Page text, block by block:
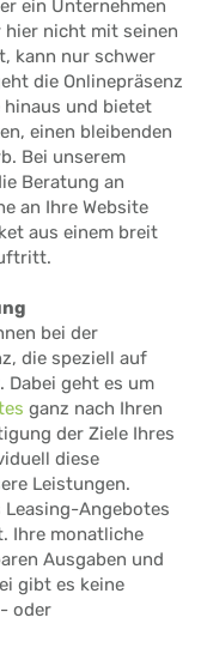
ein Unternehmen
nicht mit seinen
kann nur schwer
die Onlinepräsenz
hinaus und bietet
einen bleibenden
Bei unserem
Beratung an
an Ihre Website
aus einem breit
bei der
die speziell auf
geht es um
ganz nach Ihren
der Ziele Ihres
diese
Leistungen.
Angebotes
Ihre monatliche
Ausgaben und
gibt es keine
oder